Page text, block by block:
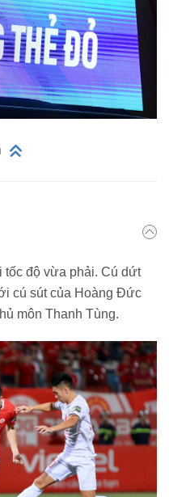
tốc độ vừa phải. Cú dứt
cú sút của Hoàng Đức
môn Thanh Tùng.